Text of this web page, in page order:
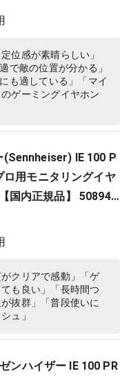
推奨】
位感が素晴らしい」
で敵の位置が分かる」
も適している」「マイ
ゲーミングイヤホン
(Sennheiser) IE 100 P
ロ用モニタリングイヤ
国内正規品】 508941
イヤホン
クリアで感動」「ゲ
も良い」「長時間つ
抜群」「普段使いに
ュ」
ンハイザー IE 100 PR